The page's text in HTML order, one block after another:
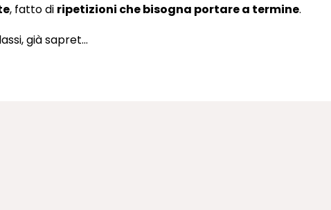
, fatto di ripetizioni che bisogna portare a termine.
già sapret...